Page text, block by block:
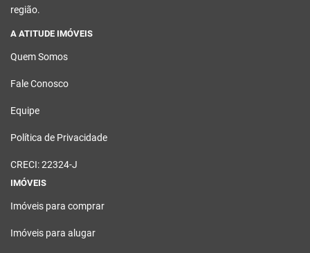
região.
A ATITUDE IMÓVEIS
Quem Somos
Fale Conosco
Equipe
Política de Privacidade
CRECI: 22324-J
IMÓVEIS
Imóveis para comprar
Imóveis para alugar